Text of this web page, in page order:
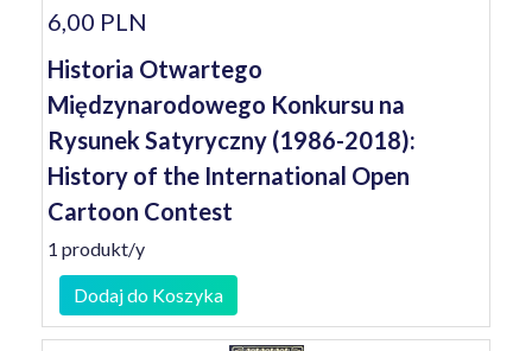
6,00 PLN
Historia Otwartego
Międzynarodowego Konkursu na
Rysunek Satyryczny (1986-2018):
History of the International Open
Cartoon Contest
1 produkt/y
Dodaj do Koszyka